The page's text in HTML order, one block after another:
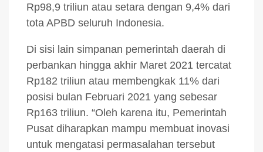
Rp98,9 triliun atau setara dengan 9,4% dari
tota APBD seluruh Indonesia.
Di sisi lain simpanan pemerintah daerah di
perbankan hingga akhir Maret 2021 tercatat
Rp182 triliun atau membengkak 11% dari
posisi bulan Februari 2021 yang sebesar
Rp163 triliun. “Oleh karena itu, Pemerintah
Pusat diharapkan mampu membuat inovasi
untuk mengatasi permasalahan tersebut